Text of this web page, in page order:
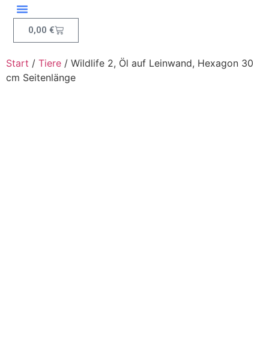
0,00€
Start / Tiere / Wildlife 2, Öl auf Leinwand, Hexagon 30
cm Seitenlänge